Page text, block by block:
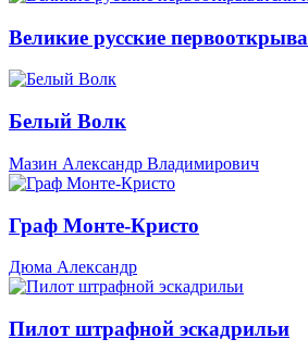
Великие русские
Белый Волк
Мазин Александр Владимирович
Граф Монте-Кристо
Дюма Александр
Пилот штрафной эскадрильи